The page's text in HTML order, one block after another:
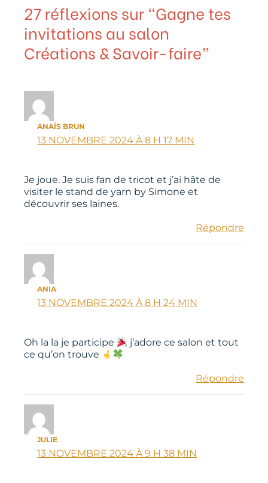
27 réflexions sur “Gagne tes
invitations au salon
Créations & Savoir-faire”
ANAÏS BRUN
13 NOVEMBRE 2024 À 8 H 17 MIN
Je joue. Je suis fan de tricot et j’ai hâte de
visiter le stand de yarn by Simone et
découvrir ses laines.
Répondre
ANIA
13 NOVEMBRE 2024 À 8 H 24 MIN
Oh la la je participe
j’adore ce salon et tout
ce qu’on trouve
Répondre
JULIE
13 NOVEMBRE 2024 À 9 H 38 MIN